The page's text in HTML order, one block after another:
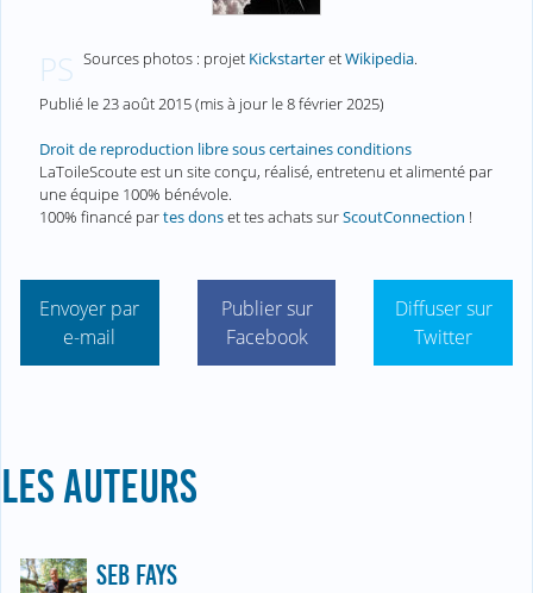
PS Sources photos : projet KickstarteretWikipedia.
Publié le23 août 2015(mis à jour le8 février 2025)
Droit de reproduction libre sous certaines conditions
LaToileScoute est un site conçu, réalisé, entretenu et alimenté par
une équipe 100% bénévole.
100% financé partes donset tes achats surScoutConnection !
Envoyer par
e-mail
Publier sur
Facebook
Diffuser sur
Twitter
LES AUTEURS
SEB FAYS